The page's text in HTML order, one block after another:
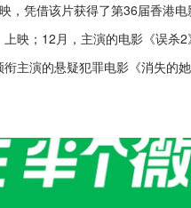
，凭借该片获得了第36届香港电
映；12月，主演的电影《误杀2
主演的悬疑犯罪电影《消失的